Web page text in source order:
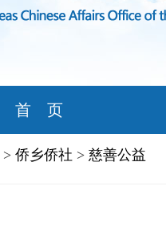
首 页
> 侨乡侨社 > 慈善公益